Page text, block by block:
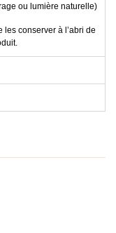
ou lumière naturelle)
les conserver à l’abri de